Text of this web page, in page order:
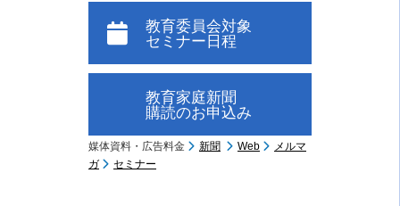
教育委員会対象
セミナー日程
教育家庭新聞
購読のお申込み
媒体資料・広告料金 新聞 Web
メルマ
ガ
セミナー